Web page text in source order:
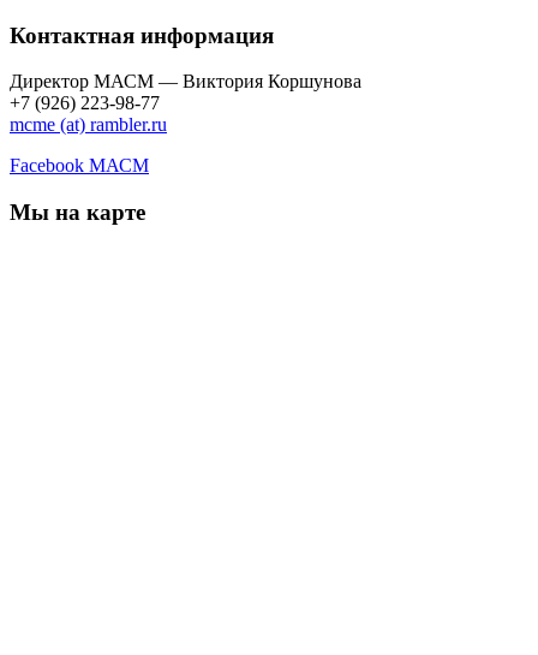
Контактная информация
Директор МАСМ — Виктория Коршунова
+7 (926) 223-98-77
mcme (at) rambler.ru
Facebook МАСМ
Мы на карте